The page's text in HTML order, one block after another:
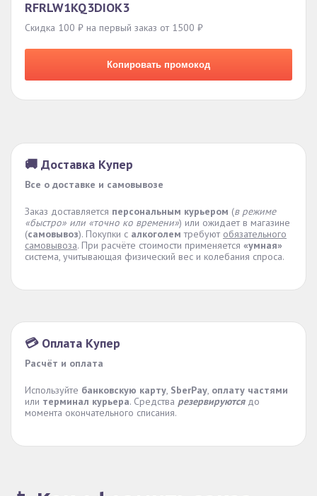
RFRLW1KQ3DIOK3
Скидка 100 ₽ на первый заказ от 1500 ₽
Копировать промокод
🚚 Доставка Купер
Все о доставке и самовывозе
Заказ доставляется персональным курьером (в режиме
«быстро» или «точно ко времени») или ожидает в магазине
(самовывоз). Покупки с алкоголем требуют обязательного
самовывоза. При расчёте стоимости применяется «умная»
система, учитывающая физический вес и колебания спроса.
💳 Оплата Купер
Расчёт и оплата
Используйте банковскую карту, SberPay, оплату частями
или терминал курьера. Средства резервируютсядо
момента окончательного списания.